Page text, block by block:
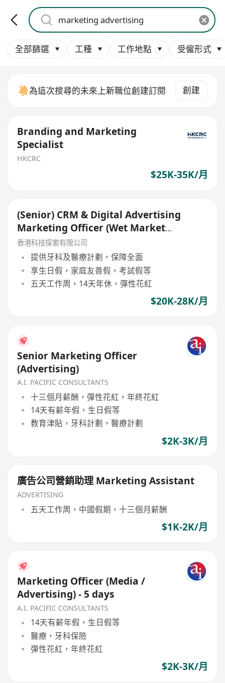
全部篩選 工種 工作地點 受僱形式
為這次搜尋的未來上新職位創建訂閱 創建
Branding and Marketing
Specialist
HKCRC
$25K-35K/月
(Senior) CRM & Digital Advertising
Marketing Officer (Wet Market
Express)
香港科技探索有限公司
提供牙科及醫療計劃，保障全面
享生日假，家庭友善假，考試假等
五天工作周，14天年休，彈性花紅
$20K-28K/月
Senior Marketing Officer
(Advertising)
A.I. PACIFIC CONSULTANTS
十三個月薪酬，彈性花紅，年終花紅
14天有薪年假，生日假等
教育津貼，牙科計劃，醫療計劃
$2K-3K/月
廣告公司營銷助理 Marketing Assistant
ADVERTISING
五天工作周，中國假期，十三個月薪酬
$1K-2K/月
Marketing Officer (Media /
Advertising) - 5 days
A.I. PACIFIC CONSULTANTS
14天有薪年假，生日假等
醫療，牙科保險
彈性花紅，年終花紅
$2K-3K/月